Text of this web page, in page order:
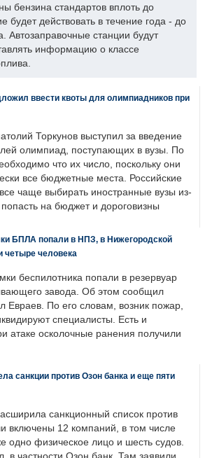
бензина стандартов вплоть до
будет действовать в течение года - до
Автозаправочные станции будут
информацию о классе
ввести квоты для олимпиадников при
Торкунов выступил за введение
олимпиад, поступающих в вузы. По
что их число, поскольку они
все бюджетные места. Российские
чаще выбирать иностранные вузы из-
на бюджет и дороговизны
БПЛА попали в НПЗ, в Нижегородской
четыре человека
беспилотника попали в резервуар
завода. Об этом сообщил
Евраев. По его словам, возник пожар,
специалисты. Есть и
атаке осколочные ранения получили
санкции против Озон банка и еще пяти
санкционный список против
включены 12 компаний, в том числе
одно физическое лицо и шесть судов.